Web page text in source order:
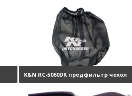
K&N RC-5060DK предфильтр чехол
на фильтр 3360 руб.